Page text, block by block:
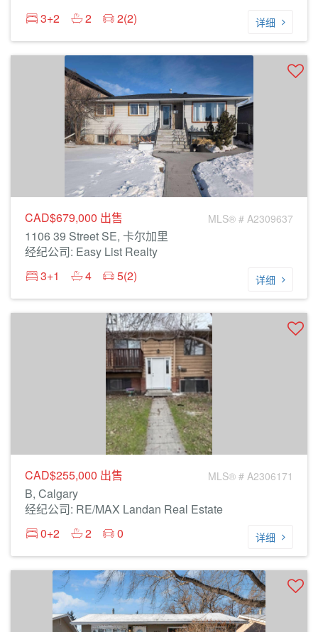
3+2
2 2(2) 详细
CAD$679,000 出售 MLS® # A2309637
1106 39 Street SE, 卡尔加里
经纪公司: Easy List Realty
3+1
4 5(2) 详细
CAD$255,000 出售 MLS® # A2306171
B, Calgary
经纪公司: RE/MAX Landan Real Estate
0+2
2 0 详细